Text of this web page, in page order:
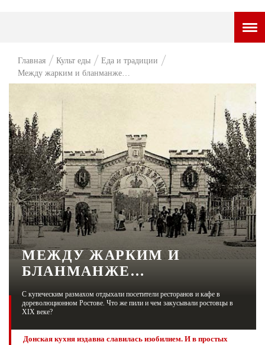
ГОРОДСКОЙ ПОРТАЛ
НОВОСТИ
ТАМ И ТУТ
СТИЛЬ ЖИЗНИ
ХАЙП
ЧЕЛОВЕК ОСОБЕННЫЙ
ЖУРНАЛ
Главная Культ еды
Еда и традиции
Между жарким и бланманже…
МЕЖДУ ЖАРКИМ И
БЛАНМАНЖЕ…
С купеческим размахом отдыхали посетители ресторанов и кафе в
дореволюционном Ростове. Что же пили и чем закусывали ростовцы в
ХIХ веке?
Донская кухня издавна славилась изобилием. И в простых